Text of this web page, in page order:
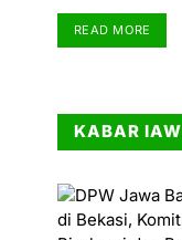
READ MORE
KABAR IAW